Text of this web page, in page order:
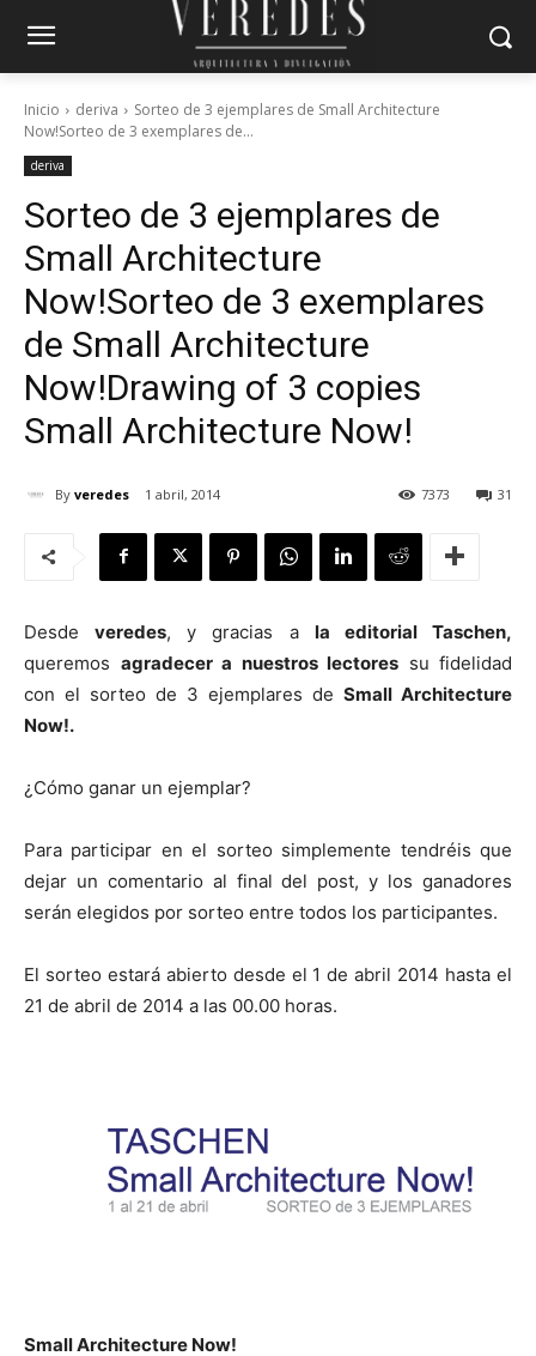
Inicio deriva
Sorteo de 3 ejemplares de Small Architecture
Now!Sorteo de 3 exemplares de...
deriva
Sorteo de 3 ejemplares de
Small Architecture
Now!Sorteo de 3 exemplares
de Small Architecture
Now!Drawing of 3 copies
Small Architecture Now!
By veredes 1 abril, 2014 31
7373
Desdeveredes, y gracias a la editorial Taschen,
queremos agradecer a nuestros lectores su fidelidad
con el sorteo de 3 ejemplares de Small Architecture
Now!.
¿Cómo ganar un ejemplar?
Para participar en el sorteo simplemente tendréis que
dejar un comentario al final del post, y los ganadores
serán elegidos por sorteo entre todos los participantes.
El sorteo estará abierto desde el 1 de abril 2014 hasta el
21 de abril de 2014 a las 00.00 horas.
Small Architecture Now!